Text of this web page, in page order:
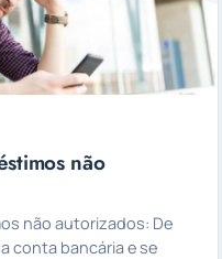
não
não autorizados: De
conta bancária e se